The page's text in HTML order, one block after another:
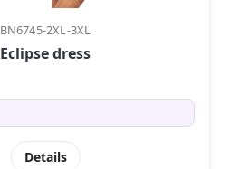
BN6745-2XL-3XL
Eclipse dress
Details